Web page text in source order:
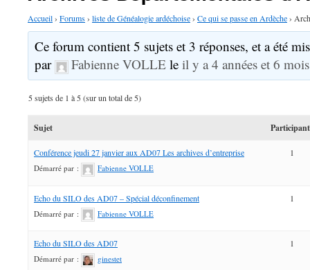
Accueil› Forums› liste de Généalogie ardéchoise› Ce qui se passe en Ardèche›
Ce forum contient 5 sujets et 3 réponses, et a été
par
Fabienne VOLLE leil y a 4 années et 6 mois
5 sujets de 1 à 5 (sur un total de 5)
Sujet
Conférence jeudi 27 janvier aux AD07 Les archives d’entreprise
Démarré par : Fabienne VOLLE
1
Echo du SILO des AD07 – Spécial déconfinement
Démarré par : Fabienne VOLLE
1
Echo du SILO des AD07
Démarré par : ginestet
1